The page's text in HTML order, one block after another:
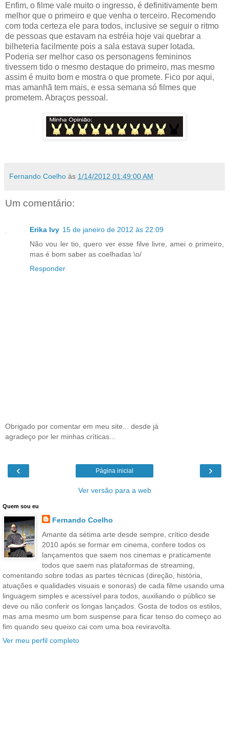
Enfim, o filme vale muito o ingresso, é definitivamente bem
melhor que o primeiro e que venha o terceiro. Recomendo
com toda certeza ele para todos, inclusive se seguir o ritmo
de pessoas que estavam na estréia hoje vai quebrar a
bilheteria facilmente pois a sala estava super lotada.
Poderia ser melhor caso os personagens femininos
tivessem tido o mesmo destaque do primeiro, mas mesmo
assim é muito bom e mostra o que promete. Fico por aqui,
mas amanhã tem mais, e essa semana só filmes que
prometem. Abraços pessoal.
Fernando Coelho às 1/14/2012 01:49:00 AM
Um comentário:
Erika Ivy 15 de janeiro de 2012 às 22:09
Não vou ler tio, quero ver esse filve livre, amei o primeiro,
mas é bom saber as coelhadas \o/
Responder
Obrigado por comentar em meu site... desde já
agradeço por ler minhas críticas...
‹ ›
Página inicial
Ver versão para a web
Quem sou eu
Fernando Coelho
Amante da sétima arte desde sempre, crítico desde
2010 após se formar em cinema, confere todos os
lançamentos que saem nos cinemas e praticamente
todos que saem nas plataformas de streaming,
comentando sobre todas as partes técnicas (direção, história,
atuações e qualidades visuais e sonoras) de cada filme usando uma
linguagem simples e acessível para todos, auxiliando o público se
deve ou não conferir os longas lançados. Gosta de todos os estilos,
mas ama mesmo um bom suspense para ficar tenso do começo ao
fim quando seu queixo cai com uma boa reviravolta.
Ver meu perfil completo